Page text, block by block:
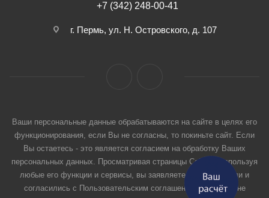
+7 (342) 248-00-41
г. Пермь, ул. Н. Островского, д. 107
Ваши персональные данные обрабатываются на сайте в целях его
функционирования, если Вы не согласны, то покиньте сайт. Если
Вы остаетесь - это является согласием на обработку Ваших
персональных данных. Просматривая страницы Сайта и используя
любые его функции и сервисы, вы заявляете, что прочитали и
согласились с Пользовательским соглашением. Если вы не